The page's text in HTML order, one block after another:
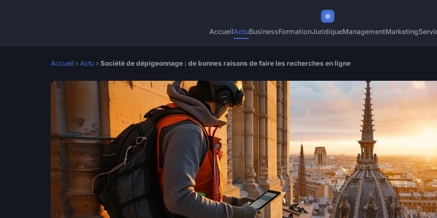
AccueilActuBusinessFormationJuridiqueManagementMarketing
Accueil › Actu › Société de dépigeonnage : de bonnes raisons de faire les recherches en ligne